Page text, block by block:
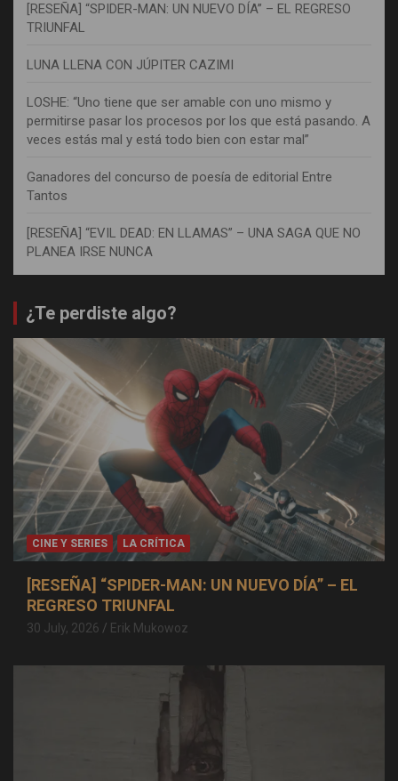
[RESEÑA] “SPIDER-MAN: UN NUEVO DÍA” – EL REGRESO
TRIUNFAL
LUNA LLENA CON JÚPITER CAZIMI
LOSHE: “Uno tiene que ser amable con uno mismo y
permitirse pasar los procesos por los que está pasando. A
veces estás mal y está todo bien con estar mal”
Ganadores del concurso de poesía de editorial Entre
Tantos
[RESEÑA] “EVIL DEAD: EN LLAMAS” – UNA SAGA QUE NO
PLANEA IRSE NUNCA
¿Te perdiste algo?
CINE Y SERIES LA CRÍTICA
[RESEÑA] “SPIDER-MAN: UN NUEVO DÍA” – EL
REGRESO TRIUNFAL
30 July, 2026 Erik Mukowoz